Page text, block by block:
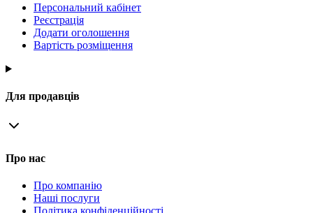
Персональний кабінет
Реєстрація
Додати оголошення
Вартість розміщення
Для продавців
Про нас
Про компанію
Наші послуги
Політика конфіденційності